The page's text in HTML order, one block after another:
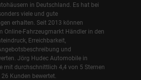
in Deutschland. Es hat bei
viele und gute
erhalten. Seit 2013 können
Online-Fahrzeugmarkt Händler in den
Erreichbarkeit,
und
Jörg Hudec Automobile in
mit durchschnittlich 4,4 von 5 Sternen
Kunden bewertet.